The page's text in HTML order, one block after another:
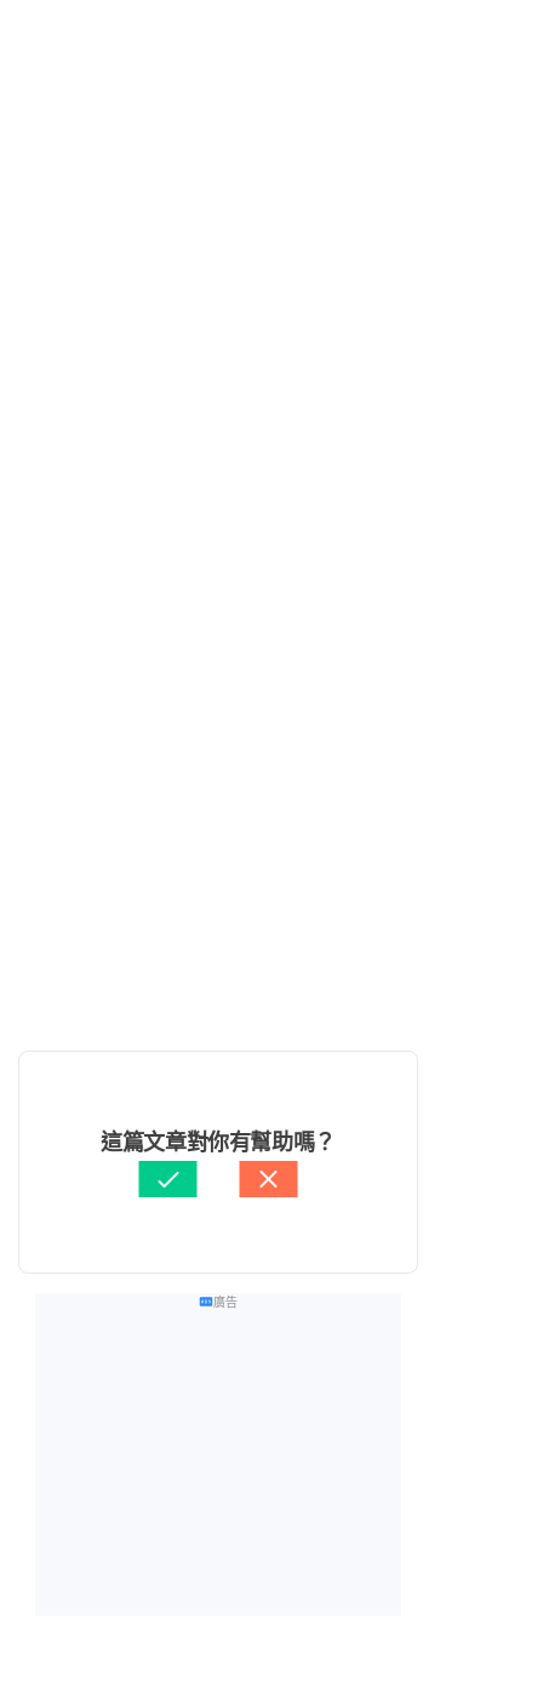
這篇文章對你有幫助嗎？
廣告